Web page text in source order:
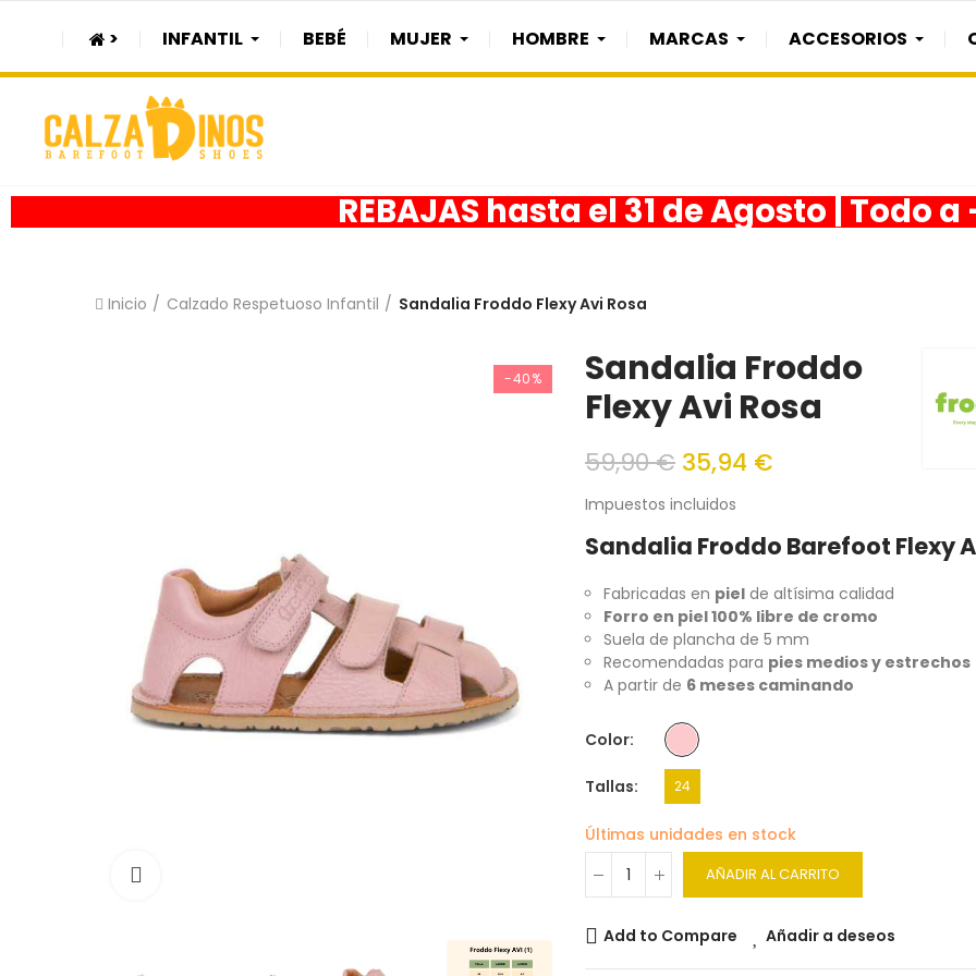
> INFANTIL BEBÉ MUJER HOMBRE MARCAS ACCESORIOS
REBAJAS hasta el 31 de Agosto | Todo
Inicio Calzado Respetuoso Infantil Sandalia Froddo Flexy Avi Rosa
-40%
Sandalia Froddo
Flexy Avi Rosa
59,90 € 35,94 €
Impuestos incluidos
Sandalia Froddo Barefoot Flexy
Fabricadas en piel de altísima calidad
Forro en piel 100% libre de cromo
Suela de plancha de 5 mm
Recomendadas para pies medios y estrechos
A partir de 6 meses caminando
Color
Tallas 24
Últimas unidades en stock
AÑADIR AL CARRITO
Add to Compare Añadir a deseos